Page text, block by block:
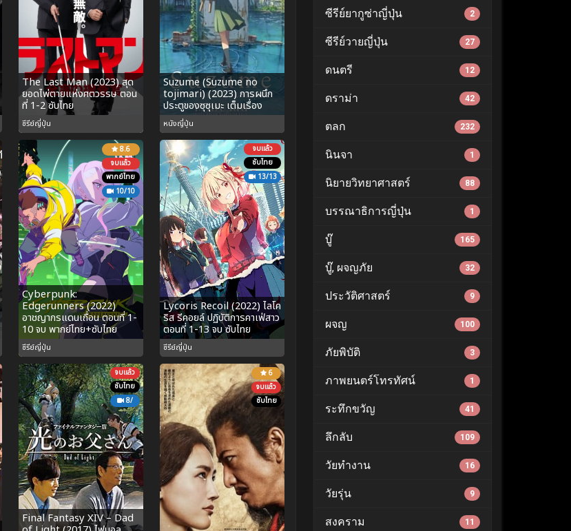
The Last Man (2023) สุด
ยอดไพ่ตายแห่งศตวรรษ ตอน
ที่ 1-2 ซับไทย
ซีรีย์ญี่ปุ่น
Suzume (Suzume no
tojimari) (2023) การผนึก
ประตูของซุซุเมะ เต็มเรื่อง
หนังญี่ปุ่น
8.6
จบแล้ว
พากย์ไทย
10/10
Cyberpunk:
Edgerunners (2022)
อาชญากรแดนเถื่อน ตอนที่ 1-
10 จบ พากย์ไทย+ซับไทย
ซีรีย์ญี่ปุ่น
จบแล้ว
ซับไทย
13/13
Lycoris Recoil (2022) ไลโค
ริส รีคอยล์ ปฏิบัติการคาเฟ่สาว
ตอนที่ 1-13 จบ ซับไทย
ซีรีย์ญี่ปุ่น
จบแล้ว
ซับไทย
8/
Final Fantasy XIV – Dad
6
จบแล้ว
ซับไทย
ซีรีย์ยากูซ่าญี่ปุ่น 2
ซีรีย์วายญี่ปุ่น 27
ดนตรี 12
ดราม่า 42
ตลก 232
นินจา 1
นิยายวิทยาศาสตร์ 88
บรรณาธิการญี่ปุ่น 1
บู๊ 165
บู๊, ผจญภัย 32
ประวัติศาสตร์ 9
ผจญ 100
ภัยพิบัติ 3
ภาพยนตร์โทรทัศน์ 1
ระทึกขวัญ 41
ลึกลับ 109
วัยทำงาน 16
วัยรุ่น 9
สงคราม 11